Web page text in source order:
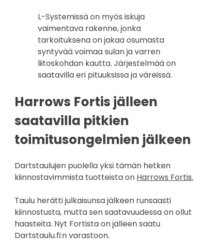
L-Systemissä on myös iskuja
vaimentava rakenne, jonka
tarkoituksena on jakaa osumasta
syntyvää voimaa sulan ja varren
liitoskohdan kautta. Järjestelmää on
saatavilla eri pituuksissa ja väreissä.
Harrows Fortis jälleen
saatavilla pitkien
toimitusongelmien jälkeen
Dartstaulujen puolella yksi tämän hetken
kiinnostavimmista tuotteista on Harrows Fortis.
Taulu herätti julkaisunsa jälkeen runsaasti
kiinnostusta, mutta sen saatavuudessa on ollut
haasteita. Nyt Fortista on jälleen saatu
Dartstaulu.fi:n varastoon.